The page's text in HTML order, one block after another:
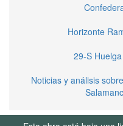
Horizonte
29-S
Noticias y análisis